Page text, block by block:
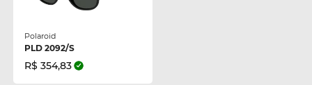
Polaroid
PLD 2092/S
R$ 354,83